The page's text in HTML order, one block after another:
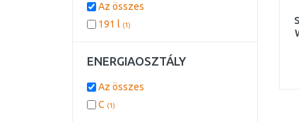
Az összes
191 l (1)
ENERGIAOSZTÁLY
Az összes
C (1)